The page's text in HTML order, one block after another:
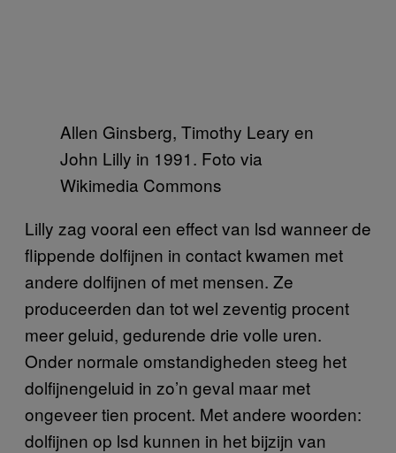
Allen Ginsberg, Timothy Leary en
John Lilly in 1991. Foto via
Wikimedia Commons
Lilly zag vooral een effect van lsd wanneer de
flippende dolfijnen in contact kwamen met
andere dolfijnen of met mensen. Ze
produceerden dan tot wel zeventig procent
meer geluid, gedurende drie volle uren.
Onder normale omstandigheden steeg het
dolfijnengeluid in zo’n geval maar met
ongeveer tien procent. Met andere woorden:
dolfijnen op lsd kunnen in het bijzijn van